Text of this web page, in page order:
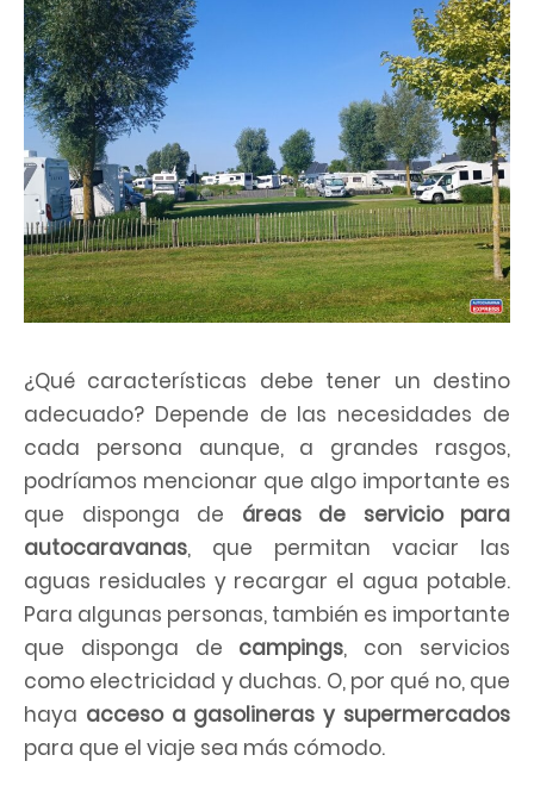
¿Qué características debe tener un destino
adecuado? Depende de las necesidades de
cada persona aunque, a grandes rasgos,
podríamos mencionar que algo importante es
que disponga de áreas de servicio para
autocaravanas, que permitan vaciar las
aguas residuales y recargar el agua potable.
Para algunas personas, también es importante
que disponga de campings, con servicios
como electricidad y duchas. O, por qué no, que
haya acceso a gasolineras y supermercados
para que el viaje sea más cómodo.